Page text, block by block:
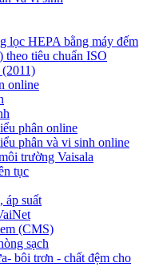
lọc HEPA bằng máy đếm
theo tiêu chuẩn ISO
online
phân online
phân và vi sinh online
trường Vaisala
tục
áp suất
(CMS)
sạch
bôi trơn - chất đệm cho